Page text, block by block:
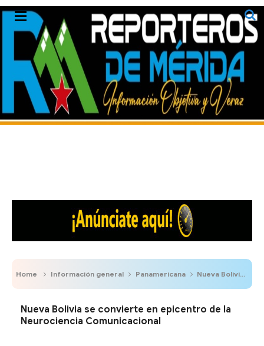
Home Información general Panamericana Nueva Bolivia se convierte en epicentro de la Neurociencia Comunicacional
Nueva Bolivia se convierte en epicentro de la
Neurociencia Comunicacional